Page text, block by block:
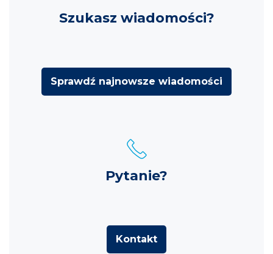
Szukasz wiadomości?
Sprawdź najnowsze wiadomości
Pytanie?
Kontakt